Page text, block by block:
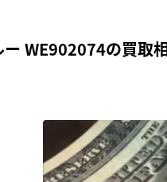
WE902074の買取